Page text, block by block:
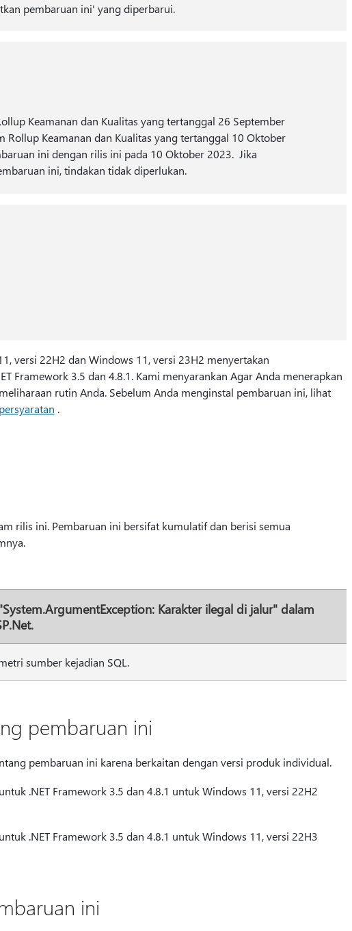
pembaruan ini' yang diperbarui.
Keamanan dan Kualitas yang tertanggal 26 September
Keamanan dan Kualitas yang tertanggal 10 Oktober
ini dengan rilis ini pada 10 Oktober 2023. Jika
ini, tindakan tidak diperlukan.
versi 22H2 dan Windows 11, versi 23H2 menyertakan
Framework 3.5 dan 4.8.1. Kami menyarankan Agar Anda menerapkan
rutin Anda. Sebelum Anda menginstal pembaruan ini, lihat
.
rilis ini. Pembaruan ini bersifat kumulatif dan berisi semua
Karakter ilegal di jalur" dalam
sumber kejadian SQL.
pembaruan ini
pembaruan ini karena berkaitan dengan versi produk individual.
.NET Framework 3.5 dan 4.8.1 untuk Windows 11, versi 22H2
.NET Framework 3.5 dan 4.8.1 untuk Windows 11, versi 22H3
ini